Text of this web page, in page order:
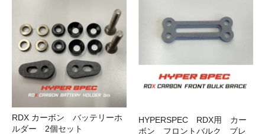
RDX カーボン バッテリーホ
ルダー 2個セット
HYPERSPEC RDX用 カー
ボン フロントバルク ブレ